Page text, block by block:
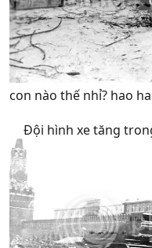
con nào thế nhỉ? hao
Đội hình xe tăng